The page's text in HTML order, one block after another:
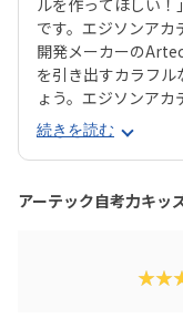
ルを作ってほしい
です。エジソンア
開発メーカーの
を引き出すカラフ
ょう。エジソンア
年齢が上がっても同
す。授業は1ヶ月に4
で、授業を通して集
はブロックを使っ
ットを組み立てて
り、コエテコの口
育ちそう」という
続きを読む
アーテック自考力キッ